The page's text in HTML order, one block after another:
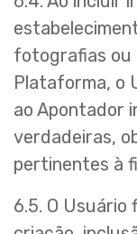
fotografias ou
Plataforma, o
ao Apontador
verdadeiras,
pertinentes à
6.5. O